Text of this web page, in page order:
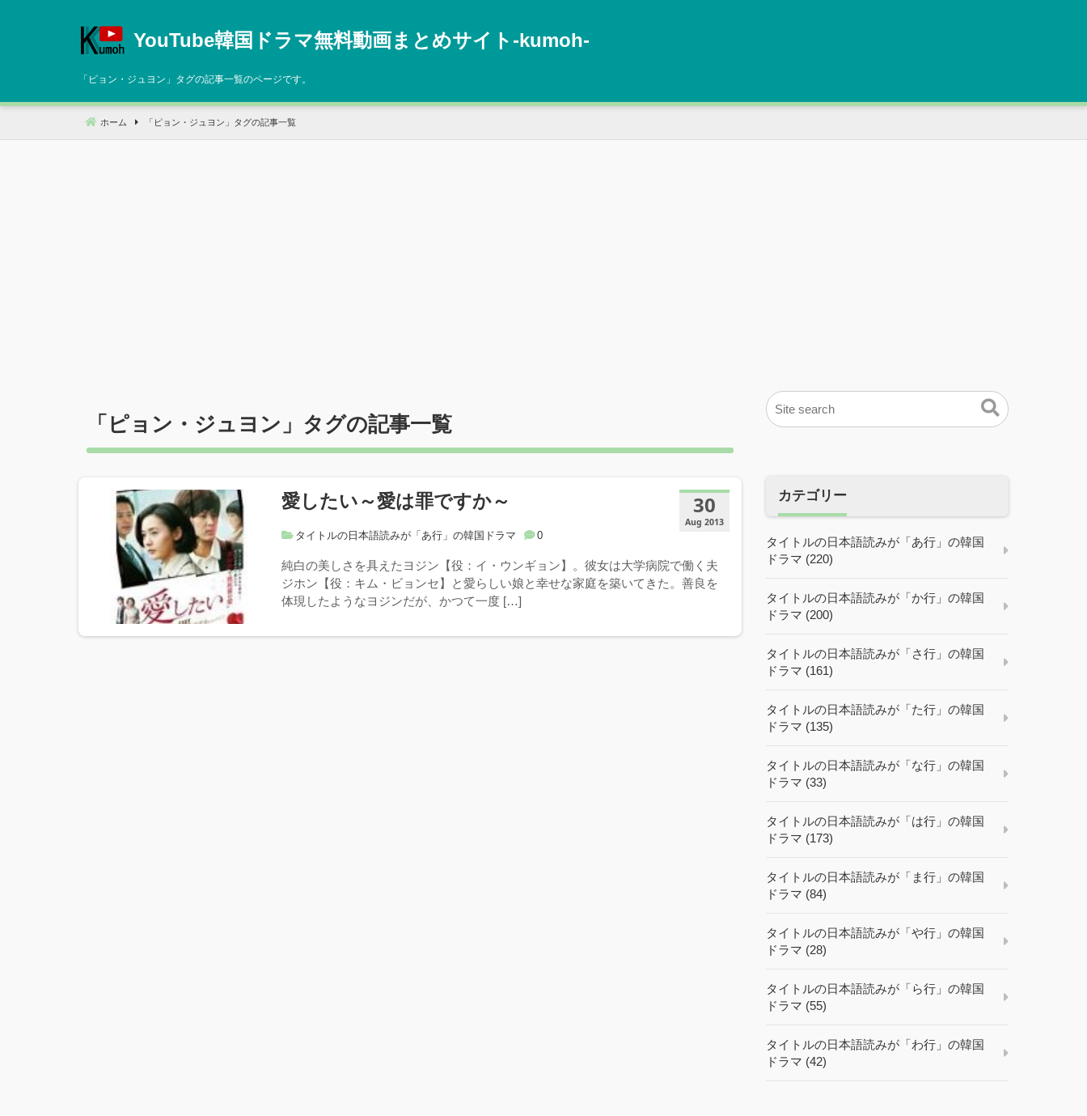
へ
動
YouTube韓国ドラマ無料動画まとめサイト‐kumoh‐
「 ピョン・ジュヨン 」タグの記事一覧のページです。
ホーム 「 ピョン・ジュヨン 」タグの記事一覧
「 ピョン・ジュヨン 」タグの記事一覧
30
Aug 2013
愛したい～愛は罪ですか～
タイトルの日本語読みが「あ行」の韓国ドラマ 0
純白の美しさを具えたヨジン【役：イ・ウンギョン】。彼女は大学病院で働く夫
ジホン【役：キム・ビョンセ】と愛らしい娘と幸せな家庭を築いてきた。善良を
体現したようなヨジンだが、かつて一度 […]
カテゴリー
タイトルの日本語読みが「あ行」の韓国
ドラマ (220)
タイトルの日本語読みが「か行」の韓国
ドラマ (200)
タイトルの日本語読みが「さ行」の韓国
ドラマ (161)
タイトルの日本語読みが「た行」の韓国
ドラマ (135)
タイトルの日本語読みが「な行」の韓国
ドラマ (33)
タイトルの日本語読みが「は行」の韓国
ドラマ (173)
タイトルの日本語読みが「ま行」の韓国
ドラマ (84)
タイトルの日本語読みが「や行」の韓国
ドラマ (28)
タイトルの日本語読みが「ら行」の韓国
ドラマ (55)
タイトルの日本語読みが「わ行」の韓国
ドラマ (42)